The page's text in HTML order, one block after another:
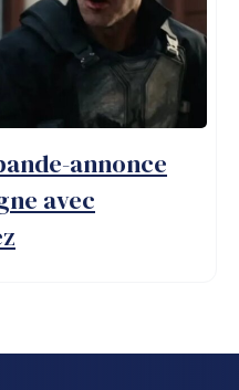
annonce
avec